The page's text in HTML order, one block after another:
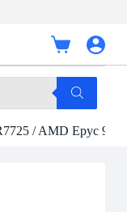
Panier
d’achat
/ AMD Epyc